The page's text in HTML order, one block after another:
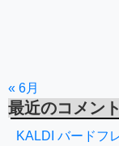
« 6月
最近のコメント
KALDI バードフ